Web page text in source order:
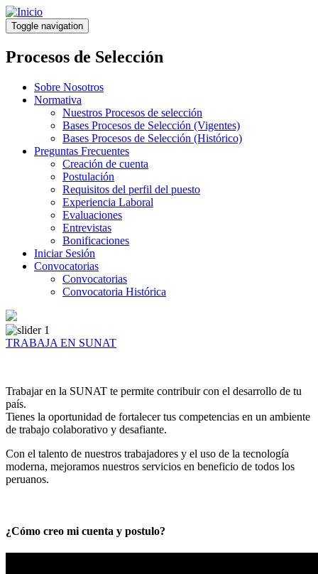
Pasar
al
contenido
principal
Toggle navigation
Procesos de Selección
Sobre Nosotros
Normativa
Nuestros Procesos de selección
Bases Procesos de Selección (Vigentes)
Bases Procesos de Selección (Histórico)
Preguntas Frecuentes
Creación de cuenta
Postulación
Requisitos del perfil del puesto
Experiencia Laboral
Evaluaciones
Entrevistas
Bonificaciones
Iniciar Sesión
Convocatorias
Convocatorias
Convocatoria Histórica
TRABAJA EN SUNAT
Trabajar en la SUNAT te permite contribuir con el desarrollo de tu
país.
Tienes la oportunidad de fortalecer tus competencias en un ambiente
de trabajo colaborativo y desafiante.
Con el talento de nuestros trabajadores y el uso de la tecnología
moderna, mejoramos nuestros servicios en beneficio de todos los
peruanos.
¿Cómo creo mi cuenta y postulo?